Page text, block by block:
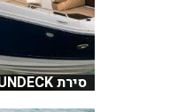
סירת Sea Ray-270 SUNDECK